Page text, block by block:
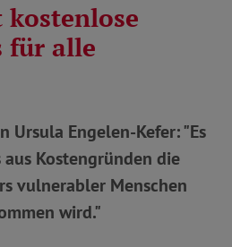
für alle
Ursula Engelen-Kefer: "Es
Kostengründen die
vulnerabler Menschen
wird."